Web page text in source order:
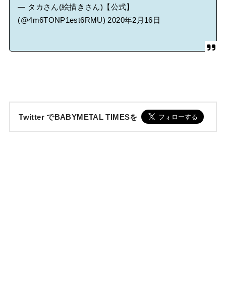
— タカさん(絵描きさん)【公式】
(@4m6TONP1est6RMU) 2020年2月16日
Twitter でBABYMETAL TIMESを